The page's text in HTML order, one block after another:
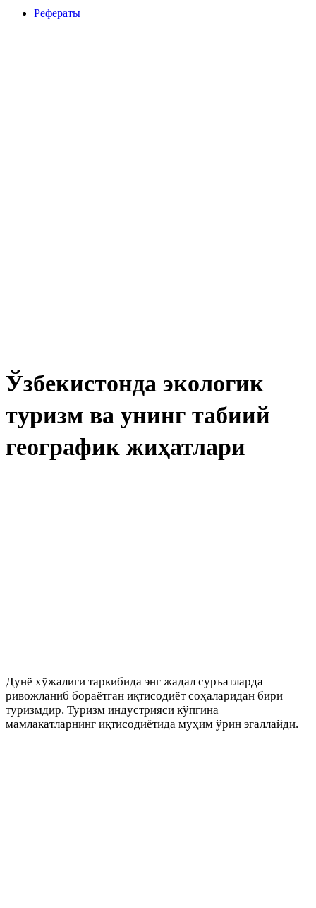
Рефераты
Ўзбекистонда экологик
туризм ва унинг табиий
географик жиҳатлари
Дунё хўжалиги таркибида энг жадал суръатларда
ривожланиб бораётган иқтисодиёт соҳаларидан бири
туризмдир. Туризм индустрияси кўпгина
мамлакатларнинг иқтисодиётида муҳим ўрин эгаллайди.